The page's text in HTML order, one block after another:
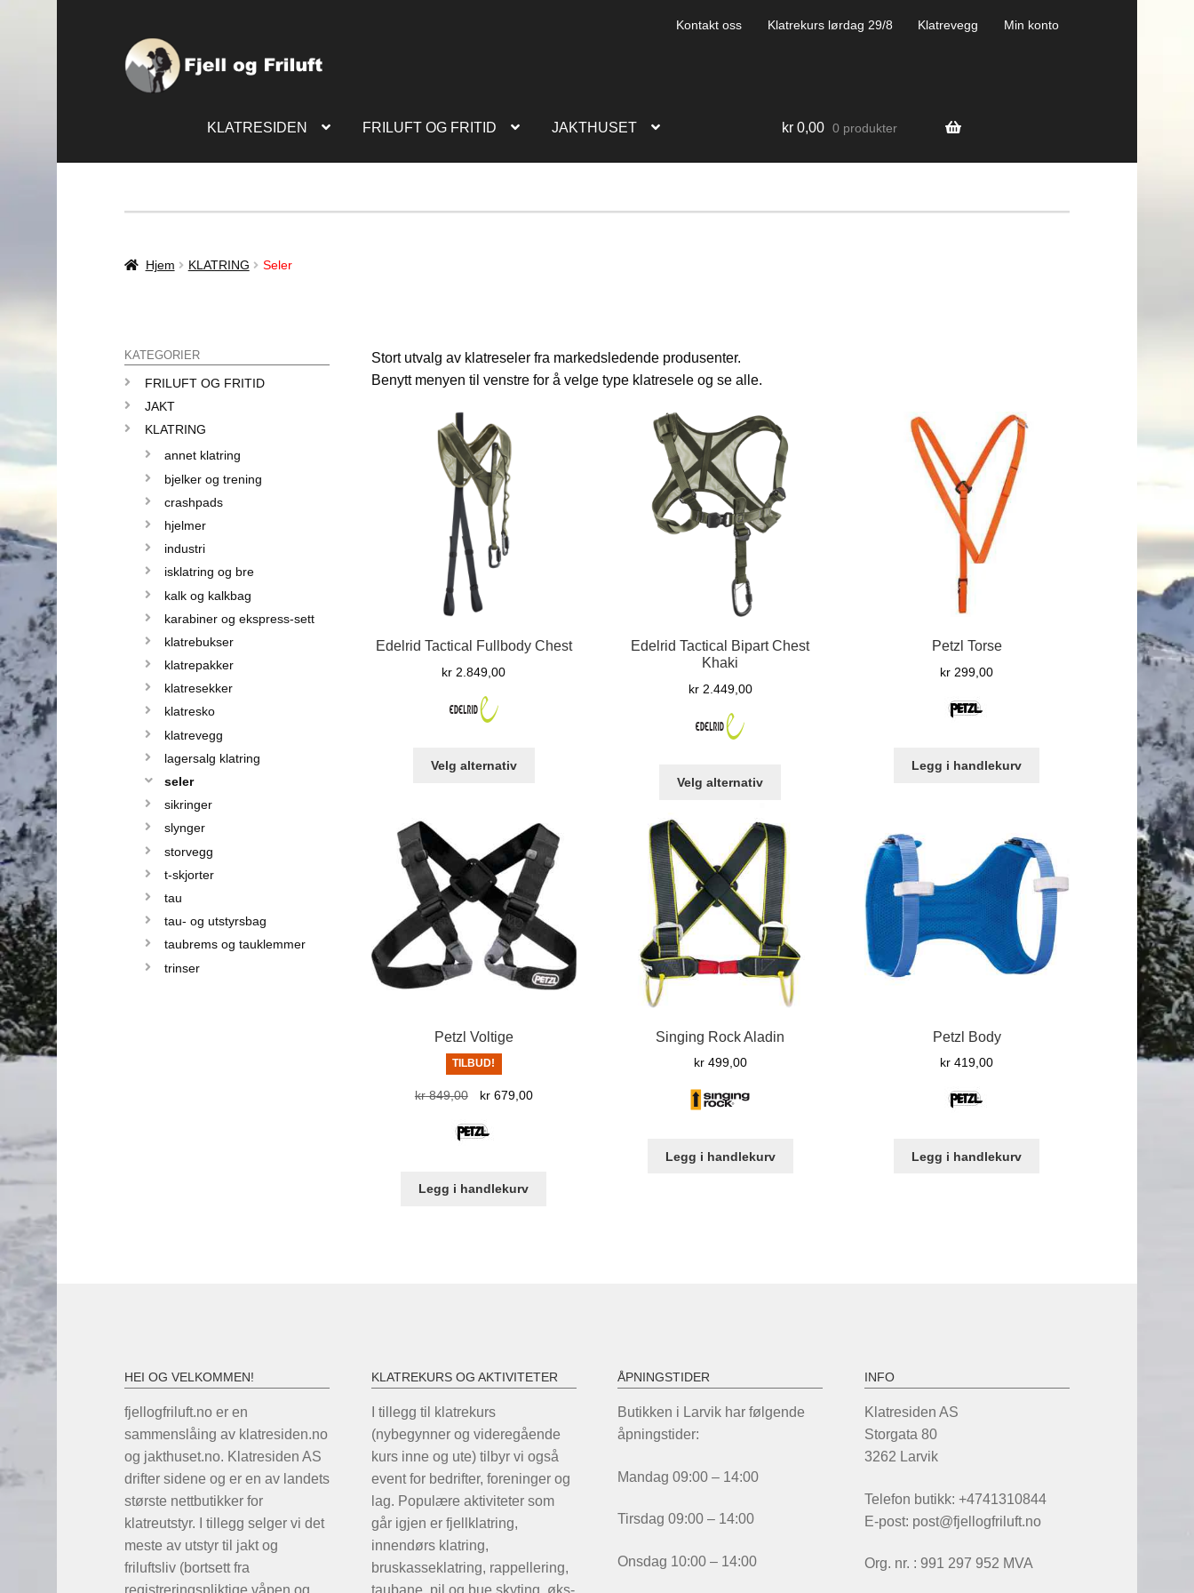
Kontakt oss Klatrekurs lørdag 29/8 Klatrevegg Min konto
KLATRESIDEN FRILUFT OG FRITID JAKTHUSET kr 0,00 0 produkter
Hjem KLATRING Seler
Stort utvalg av klatreseler fra markedsledende produsenter.
Benytt menyen til venstre for å velge type klatresele og se alle.
Edelrid Tactical Fullbody Chest
kr 2.849,00
Velg alternativ
varianter.
Alternativene
kan
velges
på
produktsiden
Edelrid Tactical Bipart Chest
Khaki
kr2.449,00
Velg alternativ
flere
varianter.
Alternativene
kan
velges
på
produktsiden
Petzl Torse
kr 299,00
Legg i handlekurv
Petzl Voltige
TILBUD!
kr849,00
Opprinnelig
var:
kr679,00Nåværende
Legg i handlekurv
Singing Rock Aladin
kr499,00
Legg i handlekurv
Petzl Body
kr 419,00
Legg i handlekurv
KATEGORIER
FRILUFT OG FRITID
JAKT
KLATRING
annet klatring
bjelker og trening
crashpads
hjelmer
industri
isklatring og bre
kalk og kalkbag
karabiner og ekspress-sett
klatrebukser
klatrepakker
klatresekker
klatresko
klatrevegg
lagersalg klatring
seler
sikringer
slynger
storvegg
t-skjorter
tau
tau- og utstyrsbag
taubrems og tauklemmer
trinser
HEI OG VELKOMMEN!
fjellogfriluft.no er en
sammenslåing av klatresiden.no
og jakthuset.no. Klatresiden AS
drifter sidene og er en av landets
største nettbutikker for
klatreutstyr. I tillegg selger vi det
meste av utstyr til jakt og
friluftsliv (bortsett fra
KLATREKURS OG AKTIVITETER
I tillegg til klatrekurs
(nybegynner og videregående
kurs inne og ute) tilbyr vi også
event for bedrifter, foreninger og
lag. Populære aktiviteter som
går igjen er fjellklatring,
innendørs klatring,
bruskasseklatring, rappellering,
ÅPNINGSTIDER
Butikken i Larvik har følgende
åpningstider:
Mandag 09:00 – 14:00
Tirsdag 09:00 – 14:00
Onsdag 10:00 – 14:00
INFO
Klatresiden AS
Storgata 80
3262 Larvik
Telefon butikk: +4741310844
E-post: post@fjellogfriluft.no
Org. nr. : 991 297 952 MVA